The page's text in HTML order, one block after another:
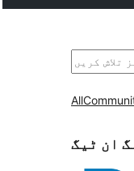
تلاش
All